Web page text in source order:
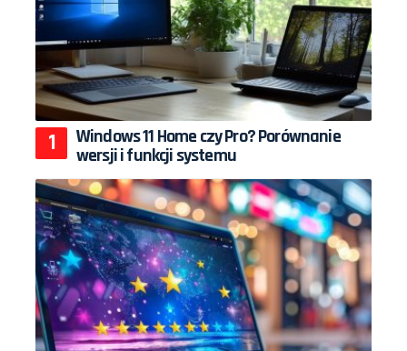
Windows 11 Home czy Pro? Porównanie
wersji i funkcji systemu